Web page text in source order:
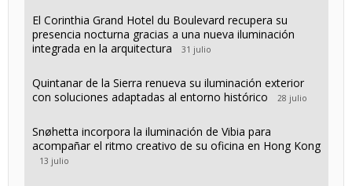
El Corinthia Grand Hotel du Boulevard recupera su
presencia nocturna gracias a una nueva iluminación
integrada en la arquitectura
31 julio
Quintanar de la Sierra renueva su iluminación exterior
con soluciones adaptadas al entorno histórico
28 julio
Snøhetta incorpora la iluminación de Vibia para
acompañar el ritmo creativo de su oficina en Hong Kong
13 julio